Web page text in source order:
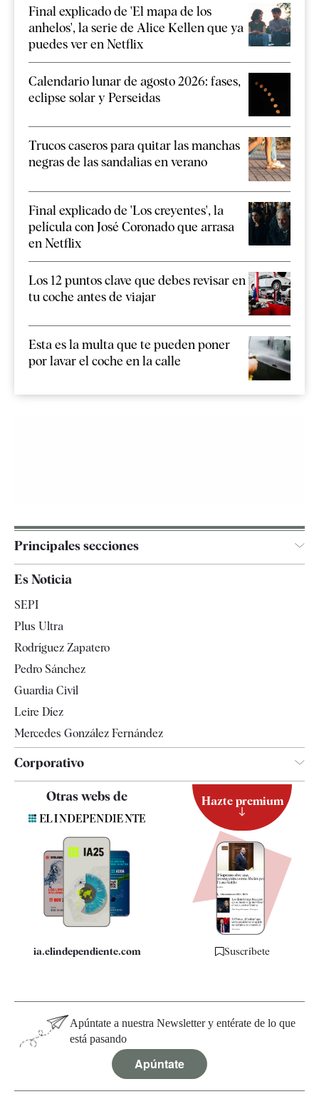
Final explicado de 'El mapa de los
anhelos', la serie de Alice Kellen que ya
puedes ver en Netflix
Calendario lunar de agosto 2026: fases,
eclipse solar y Perseidas
Trucos caseros para quitar las manchas
negras de las sandalias en verano
Final explicado de 'Los creyentes', la
película con José Coronado que arrasa
en Netflix
Los 12 puntos clave que debes revisar en
tu coche antes de viajar
Esta es la multa que te pueden poner
por lavar el coche en la calle
Principales secciones
Televisión
Es Noticia
SEPI
Plus Ultra
Rodríguez Zapatero
Pedro Sánchez
Guardia Civil
Leire Díez
Mercedes González Fernández
Corporativo
Quiénes somos
Especificaciones
Otras webs de
ia.elindependiente.com
Hazte premium
Suscríbete
Apúntate a nuestra Newsletter y entérate de lo que
está pasando
Apúntate